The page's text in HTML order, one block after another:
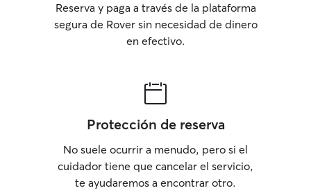
Reserva y paga a través de la plataforma
segura de Rover sin necesidad de dinero
en efectivo.
Protección de reserva
No suele ocurrir a menudo, pero si el
cuidador tiene que cancelar el servicio,
te ayudaremos a encontrar otro.